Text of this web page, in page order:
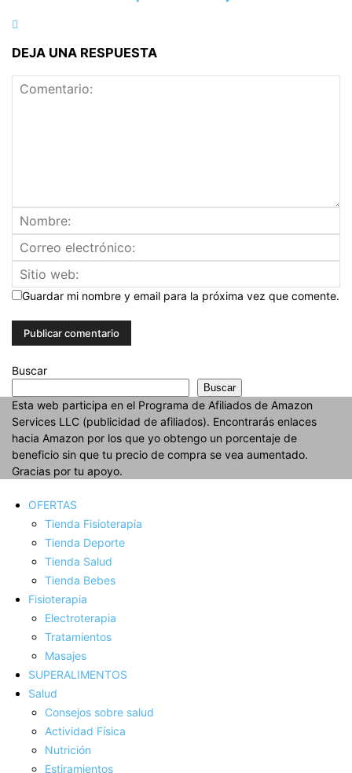
DEJA UNA RESPUESTA
Guardar mi nombre y email para la próxima vez que comente.
Buscar
Buscar
Esta web participa en el Programa de Afiliados de Amazon
Services LLC (publicidad de afiliados). Encontrarás enlaces
hacia Amazon por los que yo obtengo un porcentaje de
beneficio sin que tu precio de compra se vea aumentado.
Gracias por tu apoyo.
OFERTAS
Tienda Fisioterapia
Tienda Deporte
Tienda Salud
Tienda Bebes
Fisioterapia
Electroterapia
Tratamientos
Masajes
SUPERALIMENTOS
Salud
Consejos sobre salud
Actividad Fí­sica
Nutrición
Estiramientos